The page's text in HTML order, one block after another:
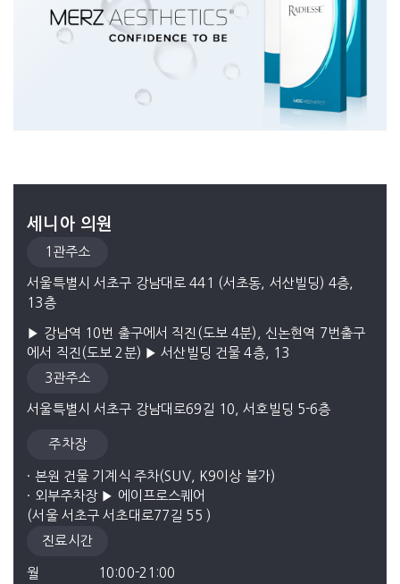
세니아 의원
1관주소
서울특별시 서초구 강남대로 441 (서초동, 서산빌딩) 4층,
13층
▶ 강남역 10번 출구에서 직진(도보 4분), 신논현역 7번출구
에서 직진(도보 2분) ▶ 서산빌딩 건물 4층, 13
3관주소
서울특별시 서초구 강남대로69길 10, 서호빌딩 5-6층
주차장
· 본원 건물 기계식 주차(SUV, K9이상 불가)
· 외부주차장 ▶ 에이프로스퀘어
(서울 서초구 서초대로77길 55 )
진료시간
월
10:00-21:00